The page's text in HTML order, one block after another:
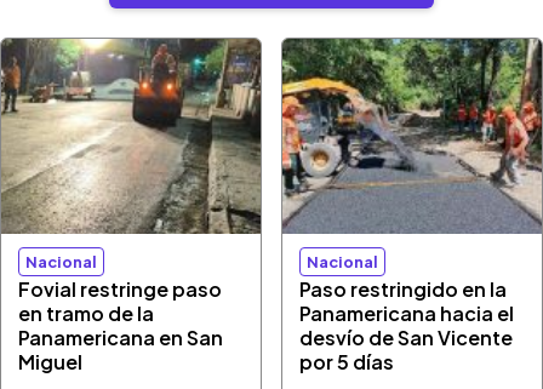
Nacional
Fovial restringe paso
en tramo de la
Panamericana en San
Miguel
Nacional
Paso restringido en la
Panamericana hacia el
desvío de San Vicente
por 5 días